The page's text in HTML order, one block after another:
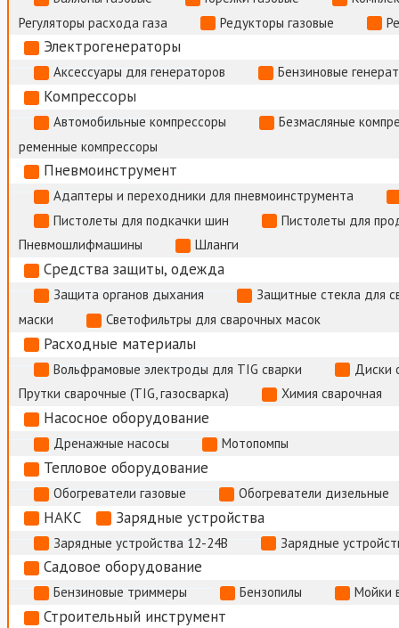
Регуляторы расхода газа
Редукторы газовые
Электрогенераторы
Аксессуары для генераторов Бензиновые
Компрессоры
Автомобильные компрессоры
Безмасляные
ременные компрессоры
Пневмоинструмент
Адаптеры и переходники для пневмоинструмента
Пистолеты для подкачки шин
Пистолеты для
Пневмошлифмашины
Шланги
Средства защиты, одежда
Защита органов дыхания
Защитные стекла для
маски
Светофильтры для сварочных масок
Расходные материалы
Вольфрамовые электроды для TIG сварки
Диски
Прутки сварочные (TIG, газосварка)
Химия сварочная
Насосное оборудование
Дренажные насосы Мотопомпы
Тепловое оборудование
Обогреватели газовые Обогреватели дизельные
НАКС Зарядные устройства
Зарядные устройства 12-24В Зарядные
Садовое оборудование
Бензиновые триммеры Бензопилы Мойки
Строительный инструмент